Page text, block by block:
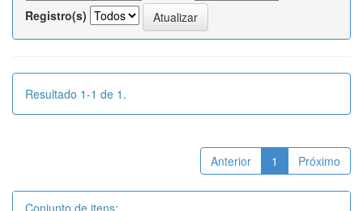
Registro(s)
Resultado 1-1 de 1.
Anterior 1 Próximo
Conjunto de itens: